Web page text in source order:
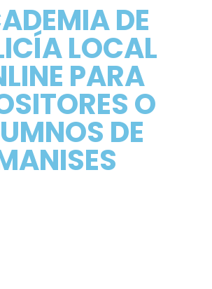
DE
LOCAL
PARA
O
DE